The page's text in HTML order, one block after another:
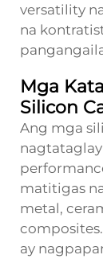
versatility
na
Mga
Silicon
Ang mga
matitigas
metal,
ay